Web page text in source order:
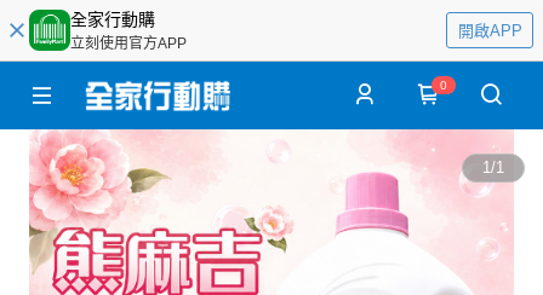
全家行動購
立刻使用官方APP
開啟APP
0
1/1